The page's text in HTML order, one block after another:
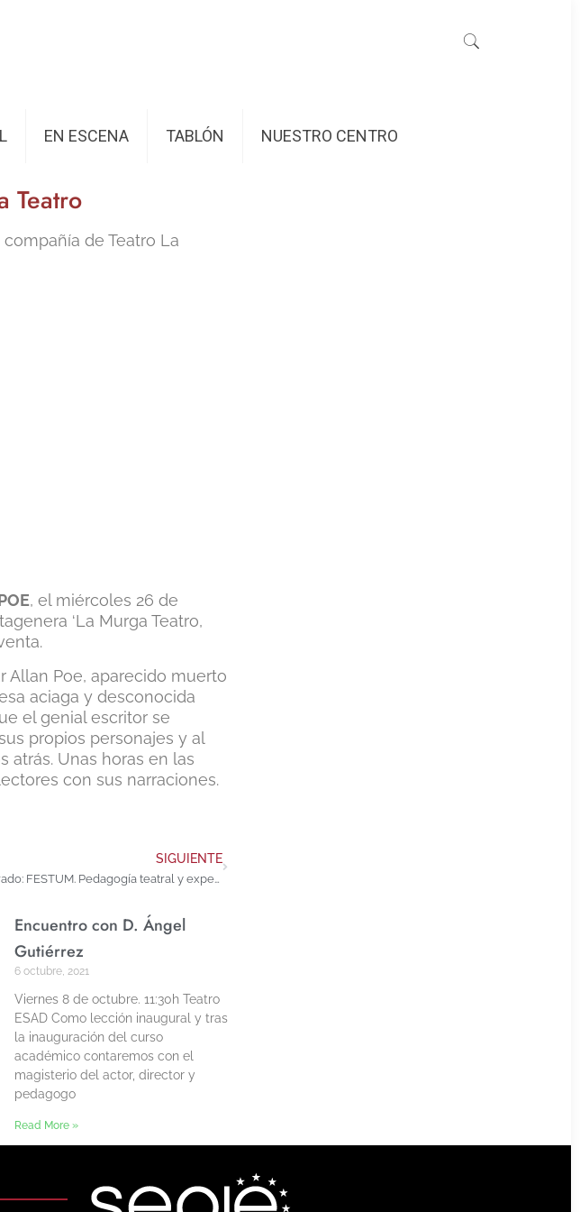
EN ESCENA TABLÓN NUESTRO CENTRO
Teatro
de Teatro La
, el miércoles 26 de
‘La Murga Teatro,
Allan Poe, aparecido muerto
aciaga y desconocida
el genial escritor se
propios personajes y al
atrás. Unas horas en las
con sus narraciones.
SIGUIENTE
Jornadas del Profesorado: FESTUM. Pedagogía teatral y experiencias artísticas
Encuentro con D. Ángel
Gutiérrez
6 octubre, 2021
Viernes 8 de octubre. 11:30h Teatro
ESAD Como lección inaugural y tras
la inauguración del curso
académico contaremos con el
magisterio del actor, director y
pedagogo
Read More »